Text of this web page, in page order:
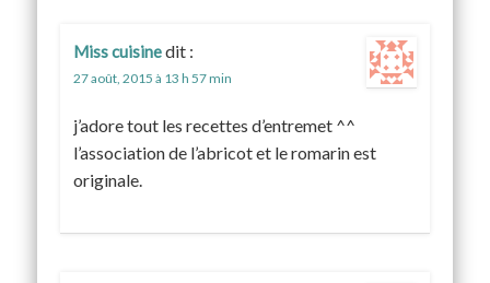
Miss cuisinedit :
27 août, 2015 à 13 h 57 min
j’adore tout les recettes d’entremet ^^
l’association de l’abricot et le romarin est
originale.